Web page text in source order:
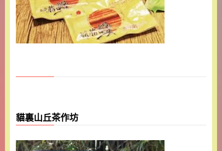
貓裏山丘茶作坊